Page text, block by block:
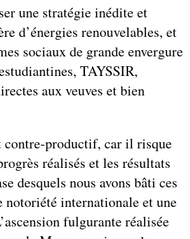
une stratégie inédite et
d’énergies renouvelables, et
sociaux de grande envergure
TAYSSIR,
aux veuves et bien
contre-productif, car il risque
réalisés et les résultats
desquels nous avons bâti ces
notoriété internationale et une
fulgurante réalisée